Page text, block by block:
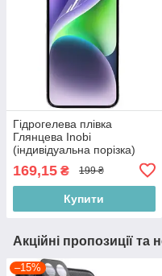
Гідрогелева плівка
Глянцева Inobi
(індивідуальна порізка)
169,15 ₴ 199 ₴
Купити
Акційні пропозиції та
–15%